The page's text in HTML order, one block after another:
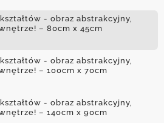
- obraz abstrakcyjny,
– 80cm x 45cm
- obraz abstrakcyjny,
– 100cm x 70cm
- obraz abstrakcyjny,
– 140cm x 90cm